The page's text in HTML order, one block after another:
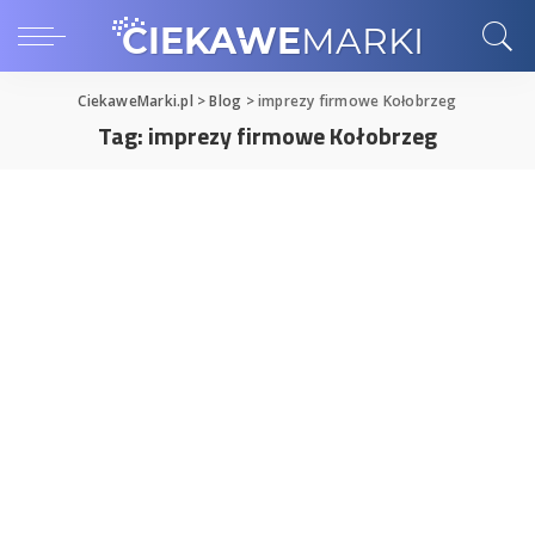
CiekaweMarki.pl >Blog >imprezy firmowe Kołobrzeg
Tag:imprezy firmowe Kołobrzeg